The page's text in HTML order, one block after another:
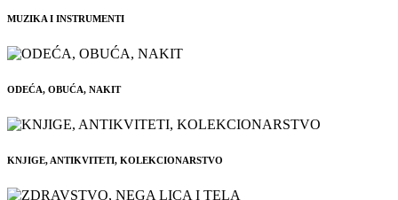
MUZIKA I INSTRUMENTI
ODEĆA, OBUĆA, NAKIT
KNJIGE, ANTIKVITETI, KOLEKCIONARSTVO